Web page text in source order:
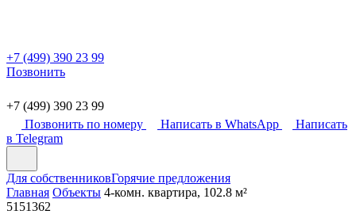
+7 (499) 390 23 99
Позвонить
+7 (499) 390 23 99
Позвонить по номеру
Написать в WhatsApp
Написать
в Telegram
Для собственниковГорячие предложения
Главная Объекты 4-комн. квартира, 102.8 м²
5151362